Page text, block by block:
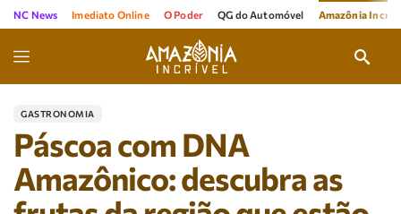
NC News Imediato Online O Poder QG do Automóvel Amazônia
GASTRONOMIA
Páscoa com DNA
Amazônico: descubra as